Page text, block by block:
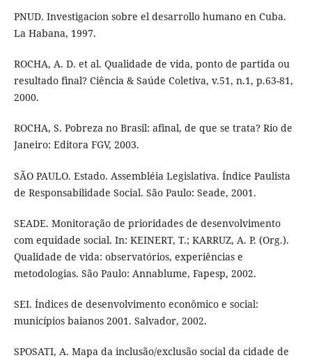
PNUD. Investigacion sobre el desarrollo humano en Cuba.
La Habana, 1997.
ROCHA, A. D. et al. Qualidade de vida, ponto de partida ou
resultado final? Ciência & Saúde Coletiva, v.51, n.1, p.63-81,
2000.
ROCHA, S. Pobreza no Brasil: afinal, de que se trata? Rio de
Janeiro: Editora FGV, 2003.
SÃO PAULO. Estado. Assembléia Legislativa. Índice Paulista
de Responsabilidade Social. São Paulo: Seade, 2001.
SEADE. Monitoração de prioridades de desenvolvimento
com equidade social. In: KEINERT, T.; KARRUZ, A. P. (Org.).
Qualidade de vida: observatórios, experiências e
metodologias. São Paulo: Annablume, Fapesp, 2002.
SEI. Índices de desenvolvimento econômico e social:
municípios baianos 2001. Salvador, 2002.
SPOSATI, A. Mapa da inclusão/exclusão social da cidade de